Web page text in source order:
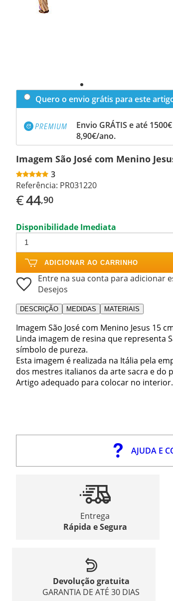
Quero o envio grátis para este
Envio GRÁTIS e até
8,90€/ano.
Imagem São José com Menino
3
Referência: PR031220
€44,90
Disponibilidade Imediata
ADICIONAR AO CARRINHO
Entre na sua conta para adicionar
Desejos
DESCRIÇÃO MEDIDAS MATERIAIS
Imagem São José com Menino Jesus 15
Linda imagem de resina que representa
símbolo de pureza.
Esta imagem é realizada na Itália pela
dos mestres italianos da arte sacra e do
Artigo adequado para colocar no interior.
AJUDA E
Entrega
Rápida e Segura
Devolução gratuita
GARANTIA DE ATÉ 30 DIAS